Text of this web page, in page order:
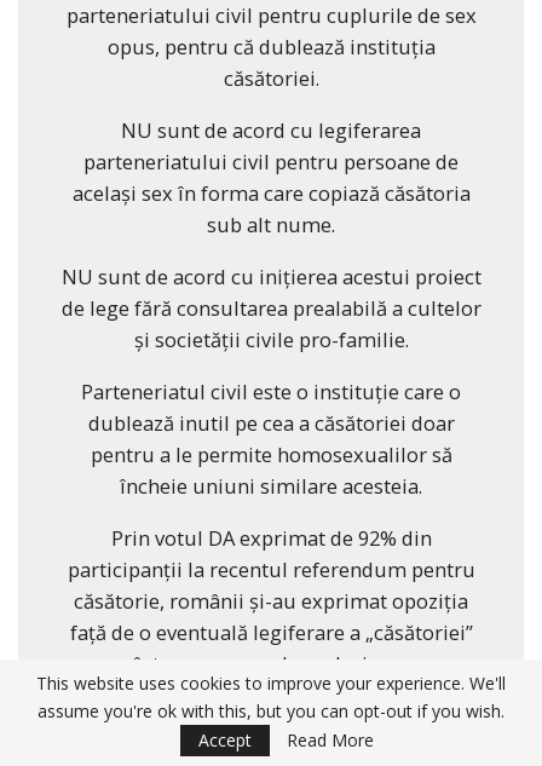
parteneriatului civil pentru cuplurile de sex
opus, pentru că dublează instituția
căsătoriei.
NU sunt de acord cu legiferarea
parteneriatului civil pentru persoane de
același sex în forma care copiază căsătoria
sub alt nume.
NU sunt de acord cu inițierea acestui proiect
de lege fără consultarea prealabilă a cultelor
și societății civile pro-familie.
Parteneriatul civil este o instituție care o
dublează inutil pe cea a căsătoriei doar
pentru a le permite homosexualilor să
încheie uniuni similare acesteia.
Prin votul DA exprimat de 92% din
participanții la recentul referendum pentru
căsătorie, românii și-au exprimat opoziția
față de o eventuală legiferare a „căsătoriei”
între persoane de același sex.
Prin urmare, cel mai echitabil ar fi ca și legea
parteneriatului civil să fie supusă unui
This website uses cookies to improve your experience. We'll
assume you're ok with this, but you can opt-out if you wish.
Accept
Read More